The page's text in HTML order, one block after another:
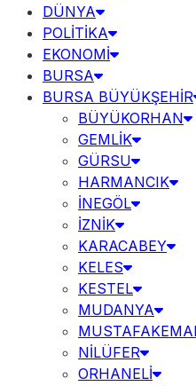
DÜNYA
POLİTİKA
EKONOMİ
BURSA
BURSA BÜYÜKŞEHİR
BÜYÜKORHAN
GEMLİK
GÜRSU
HARMANCIK
İNEGÖL
İZNİK
KARACABEY
KELES
KESTEL
MUDANYA
NİLÜFER
ORHANELİ